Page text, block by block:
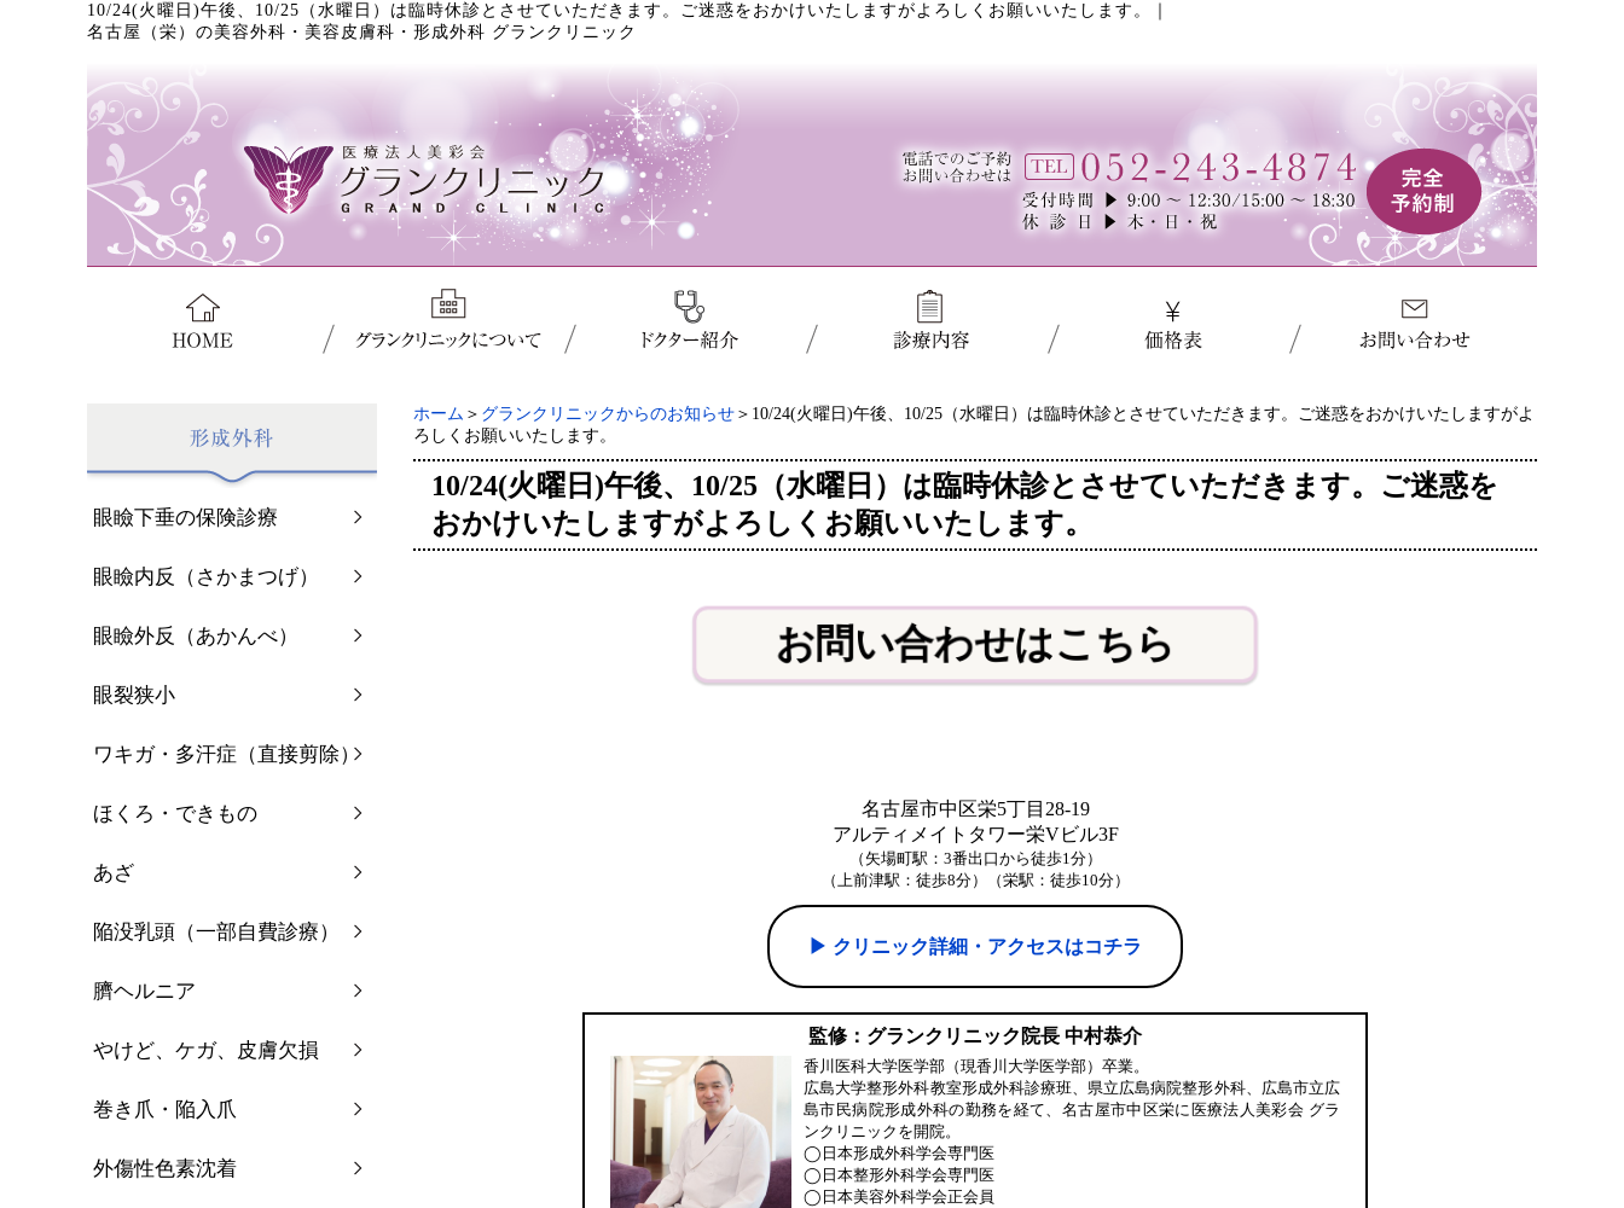
10/24(火曜日)午後、10/25（水曜日）は臨時休診とさせていただきます。ご迷惑をおかけいたしますがよろしくお願いいたします。
名古屋（栄）の美容外科・美容皮膚科・形成外科 グランクリニック
ホーム ＞ グランクリニックからのお知らせ ＞10/24(火曜日)午後、10/25（水曜日）は臨時休診とさせていただきます。ご迷惑をおかけいたしますがよ
ろしくお願いいたします。
10/24(火曜日)午後、10/25（水曜日）は臨時休診とさせていただきます。ご迷惑を
おかけいたしますがよろしくお願いいたします。
お問い合わせはこちら
名古屋市中区栄5丁目28-19
アルティメイトタワー栄Vビル3F
（矢場町駅：3番出口から徒歩1分）
（上前津駅：徒歩8分）（栄駅：徒歩10分）
▶︎ クリニック詳細・アクセスはコチラ
監修：グランクリニック院長 中村恭介
香川医科大学医学部（現香川大学医学部）卒業。
広島大学整形外科教室形成外科診療班、県立広島病院整形外科、広島市立広
島市民病院形成外科の勤務を経て、名古屋市中区栄に医療法人美彩会 グラ
ンクリニックを開院。
◯日本形成外科学会専門医
◯日本整形外科学会専門医
◯日本美容外科学会正会員
眼瞼下垂の保険診療
眼瞼内反（さかまつげ）
眼瞼外反（あかんべ）
眼裂狭小
ワキガ・多汗症（直接剪除）
ほくろ・できもの
あざ
陥没乳頭（一部自費診療）
臍ヘルニア
やけど、ケガ、皮膚欠損
巻き爪・陥入爪
外傷性色素沈着